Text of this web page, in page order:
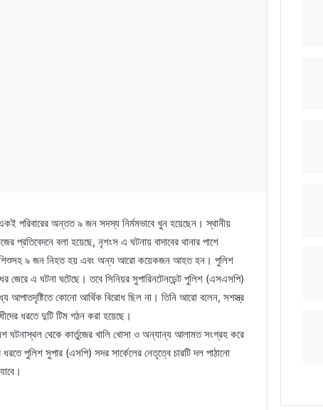
পরিবারের অন্তত ৯ জন সদস্য নির্মমভাবে খুন হয়েছেন। স্থানীয়
বলা হয়েছে, নৃশংস এ ঘটনায় বাদাবের থানার পাশে
ও চার শিশুসহ ৯ জন নিহত হয় এবং অন্য আরো কয়েকজন আহত হন। পুলিশ
জেরে এ ঘটনা ঘটেছে। তবে সিনিয়র সুপারিনটেনডেন্ট পুলিশ (এসএসপি)
আপাতদৃষ্টিতে কোনো আর্থিক বিরোধ ছিল না। তিনি আরো বলেন, সশস্ত্র
ধরতে দুটি টিম গঠন করা হয়েছে।
ঘটনাস্থল থেকে কার্তুজের খালি খোসা ও অন্যান্য আলামত সংগ্রহ করে
পুলিশ সুপার (এসপি) সদর সার্কেলের নেতৃত্বে চারটি দল পাঠানো